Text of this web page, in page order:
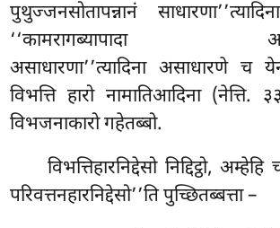
पुथुज्जनसोतापन्नानं
‘‘कामरागब्यापादा
असाधारणा’’त्यादिना असाधारणे च
विभत्ति हारो नामातिआदिना (नेत्ति.
विभजनाकारो गहेतब्बो.
विभत्तिहारनिद्देसो निद्दिट्ठो,
परिवत्तनहारनिद्देसो’’ति पुच्छितब्बत्ता –